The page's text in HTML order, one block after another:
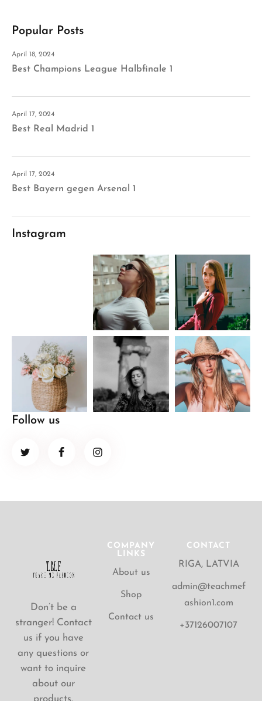
Popular Posts
April 18, 2024
Best Champions League Halbfinale 1
April 17, 2024
Best Real Madrid 1
April 17, 2024
Best Bayern gegen Arsenal 1
Instagram
Follow us
Don’t be a
stranger! Contact
us if you have
any questions or
want to inquire
about our
COMPANY
LINKS
About us
Shop
Contact us
CONTACT
RIGA, LATVIA
admin@teachmef
ashion1.com
+37126007107